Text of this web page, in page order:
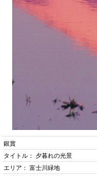
銀賞
タイトル： 夕暮れの光景
エリア： 富士川緑地